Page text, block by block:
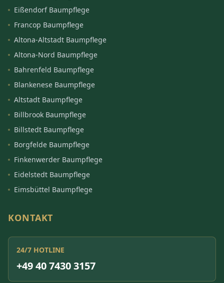
Eißendorf Baumpflege
Francop Baumpflege
Altona-Altstadt Baumpflege
Altona-Nord Baumpflege
Bahrenfeld Baumpflege
Blankenese Baumpflege
Altstadt Baumpflege
Billbrook Baumpflege
Billstedt Baumpflege
Borgfelde Baumpflege
Finkenwerder Baumpflege
Eidelstedt Baumpflege
Eimsbüttel Baumpflege
KONTAKT
24/7 HOTLINE
+49 40 7430 3157